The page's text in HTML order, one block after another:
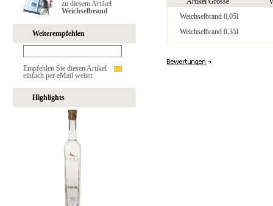
zu diesem Artikel
Weichselbrand
Weiterempfehlen
Empfehlen Sie diesen Artikel
einfach per eMail weiter.
Highlights
Weichselbrand 0,05l
Weichselbrand 0,35l